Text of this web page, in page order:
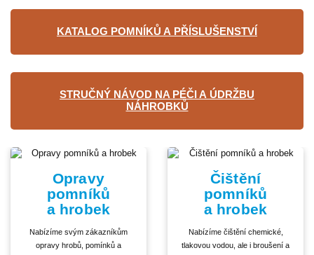
KATALOG POMNÍKŮ A PŘÍSLUŠENSTVÍ
STRUČNÝ NÁVOD NA PÉČI A ÚDRŽBU
NÁHROBKŮ
Opravy
pomníků
a hrobek
Nabízíme svým zákazníkům
opravy hrobů, pomínků a
Čištění
pomníků
a hrobek
Nabízíme čištění chemické,
tlakovou vodou, ale i broušení a